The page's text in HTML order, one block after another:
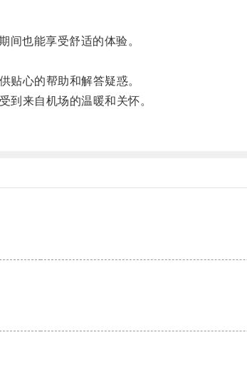
也能享受舒适的体验。
心的帮助和解答疑惑。
来自机场的温暖和关怀。